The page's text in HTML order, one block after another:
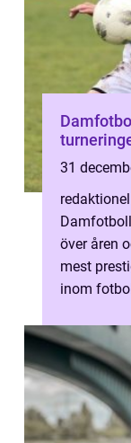
31
redaktionel
över åren
mest
inom